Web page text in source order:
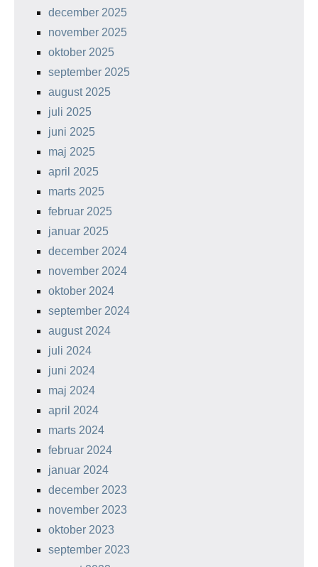
december 2025
november 2025
oktober 2025
september 2025
august 2025
juli 2025
juni 2025
maj 2025
april 2025
marts 2025
februar 2025
januar 2025
december 2024
november 2024
oktober 2024
september 2024
august 2024
juli 2024
juni 2024
maj 2024
april 2024
marts 2024
februar 2024
januar 2024
december 2023
november 2023
oktober 2023
september 2023